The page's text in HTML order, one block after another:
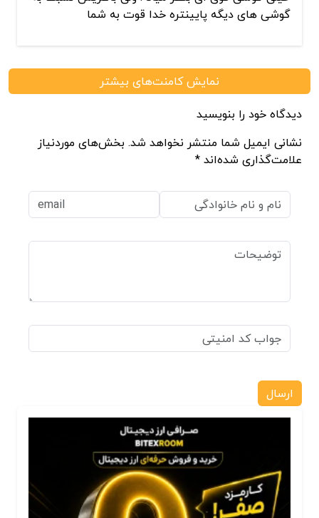
گوشی های دیگه پایینتره خدا قوت به شما
نمایش کامنت‌های بیشتر
دیدگاه خود را بنویسید
نشانی ایمیل شما منتشر نخواهد شد. بخش‌های موردنیاز
علامت‌گذاری شده‌اند *
ارسال